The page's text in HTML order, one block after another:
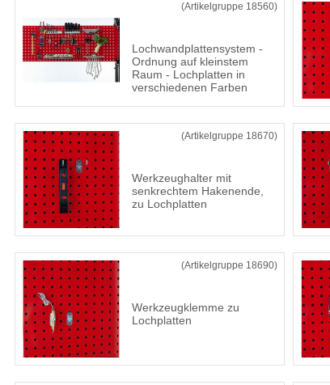
(Artikelgruppe 18560)
Lochwandplattensystem -
Ordnung auf kleinstem
Raum - Lochplatten in
verschiedenen Farben
(Artikelgruppe 18670)
Werkzeughalter mit
senkrechtem Hakenende,
zu Lochplatten
(Artikelgruppe 18690)
Werkzeugklemme zu
Lochplatten